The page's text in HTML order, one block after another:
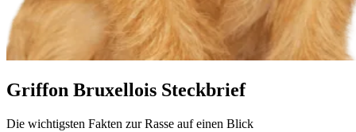
Griffon Bruxellois Steckbrief
Die wichtigsten Fakten zur Rasse auf einen Blick